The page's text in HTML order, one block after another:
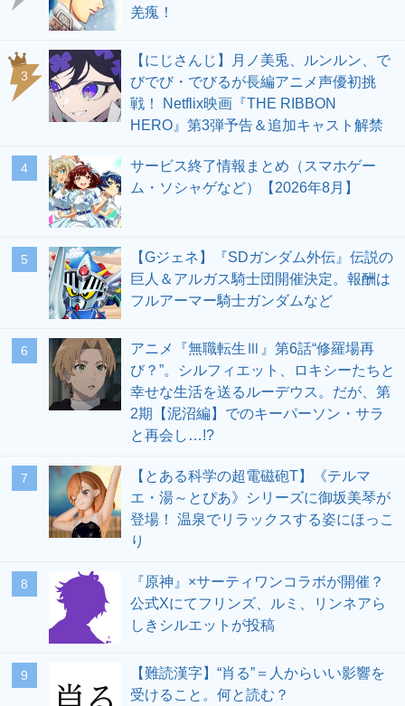
羌瘣！
3
【にじさんじ】月ノ美兎、ルンルン、で
びでび・でびるが長編アニメ声優初挑
戦！ Netflix映画『THE RIBBON
HERO』第3弾予告＆追加キャスト解禁
4
サービス終了情報まとめ（スマホゲー
ム・ソシャゲなど）【2026年8月】
5
【Gジェネ】『SDガンダム外伝』伝説の
巨人＆アルガス騎士団開催決定。報酬は
フルアーマー騎士ガンダムなど
6
アニメ『無職転生Ⅲ』第6話“修羅場再
び？”。シルフィエット、ロキシーたちと
幸せな生活を送るルーデウス。だが、第
2期【泥沼編】でのキーパーソン・サラ
と再会し…!?
7
【とある科学の超電磁砲T】《テルマ
エ・湯～とぴあ》シリーズに御坂美琴が
登場！ 温泉でリラックスする姿にほっこ
り
8
『原神』×サーティワンコラボが開催？
公式Xにてフリンズ、ルミ、リンネアら
しきシルエットが投稿
9
【難読漢字】“肖る”＝人からいい影響を
受けること。何と読む？